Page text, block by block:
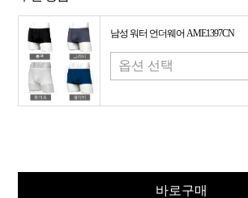
남성 워터 언더웨어 AME1397CN
바로구매